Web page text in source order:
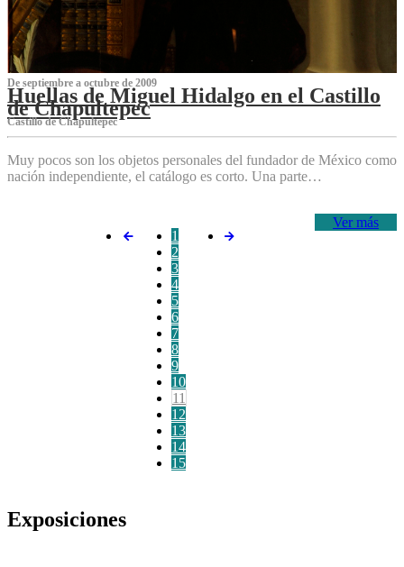
De septiembre a octubre de 2009
Huellas de Miguel Hidalgo en el Castillo
de Chapultepec
Castillo de Chapultepec
Muy pocos son los objetos personales del fundador de México como
nación independiente, el catálogo es corto. Una parte…
Ver más
1
2
3
4
5
6
7
8
9
10
11
12
13
14
15
Exposiciones